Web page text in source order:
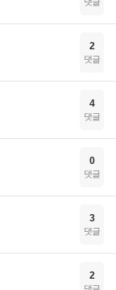
2
댓글
4
댓글
0
댓글
3
댓글
2